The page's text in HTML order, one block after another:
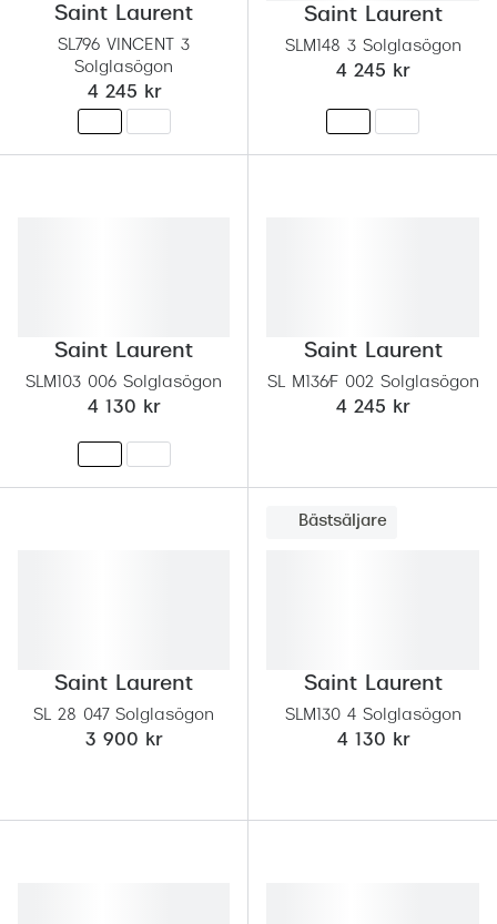
Saint Laurent
SL796 VINCENT 3
Solglasögon
4 245 kr
Saint Laurent
SLM148 3 Solglasögon
4 245 kr
Saint Laurent
SLM103 006 Solglasögon
4 130 kr
Saint Laurent
SL M136/F 002 Solglasögon
4 245 kr
Saint Laurent
SL 28 047 Solglasögon
3 900 kr
Bästsäljare
Saint Laurent
SLM130 4 Solglasögon
4 130 kr